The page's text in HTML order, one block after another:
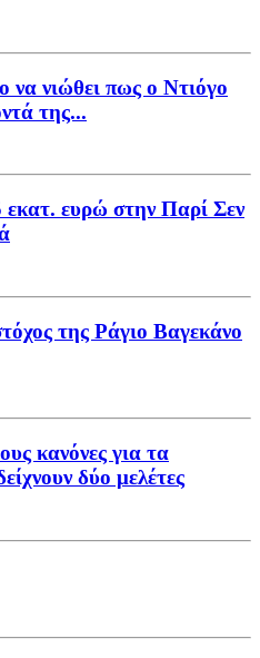
να νιώθει πως ο Ντιόγο
της...
ευρώ στην Παρί Σεν
της Ράγιο Βαγεκάνο
κανόνες για τα
δύο μελέτες